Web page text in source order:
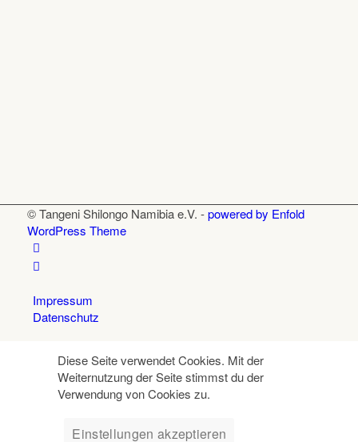
© Tangeni Shilongo Namibia e.V. -powered by Enfold
WordPress Theme
Impressum
Datenschutz
Diese Seite verwendet Cookies. Mit der
Weiternutzung der Seite stimmst du der
Verwendung von Cookies zu.
Einstellungen akzeptieren